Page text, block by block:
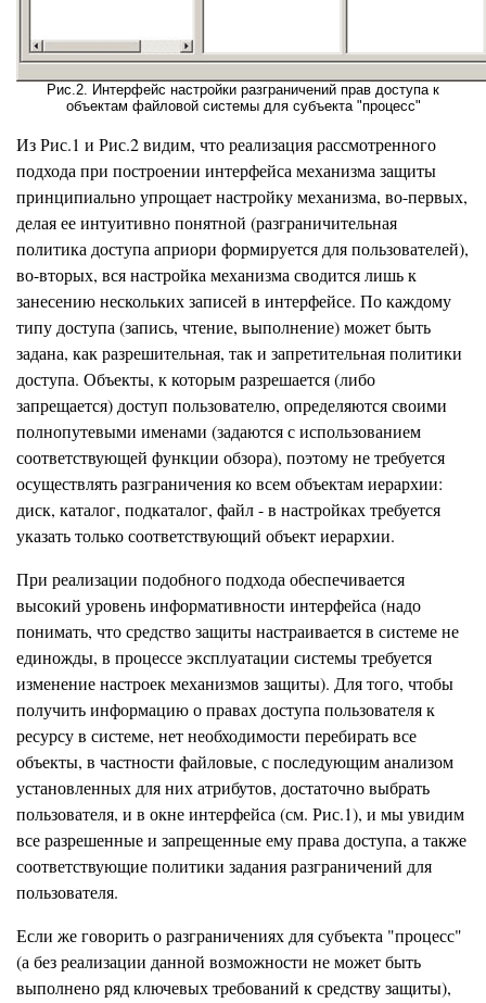
Рис.2. Интерфейс настройки разграничений прав доступа к
объектам файловой системы для субъекта "процесс"
Из Рис.1 и Рис.2 видим, что реализация рассмотренного
подхода при построении интерфейса механизма защиты
принципиально упрощает настройку механизма, во-первых,
делая ее интуитивно понятной (разграничительная
политика доступа априори формируется для пользователей),
во-вторых, вся настройка механизма сводится лишь к
занесению нескольких записей в интерфейсе. По каждому
типу доступа (запись, чтение, выполнение) может быть
задана, как разрешительная, так и запретительная политики
доступа. Объекты, к которым разрешается (либо
запрещается) доступ пользователю, определяются своими
полнопутевыми именами (задаются с использованием
соответствующей функции обзора), поэтому не требуется
осуществлять разграничения ко всем объектам иерархии:
диск, каталог, подкаталог, файл - в настройках требуется
указать только соответствующий объект иерархии.
При реализации подобного подхода обеспечивается
высокий уровень информативности интерфейса (надо
понимать, что средство защиты настраивается в системе не
единожды, в процессе эксплуатации системы требуется
изменение настроек механизмов защиты). Для того, чтобы
получить информацию о правах доступа пользователя к
ресурсу в системе, нет необходимости перебирать все
объекты, в частности файловые, с последующим анализом
установленных для них атрибутов, достаточно выбрать
пользователя, и в окне интерфейса (см. Рис.1), и мы увидим
все разрешенные и запрещенные ему права доступа, а также
соответствующие политики задания разграничений для
пользователя.
Если же говорить о разграничениях для субъекта "процесс"
(а без реализации данной возможности не может быть
выполнено ряд ключевых требований к средству защиты),